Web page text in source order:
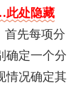
处隐藏
首先每项分
确定一个分
情况确定其